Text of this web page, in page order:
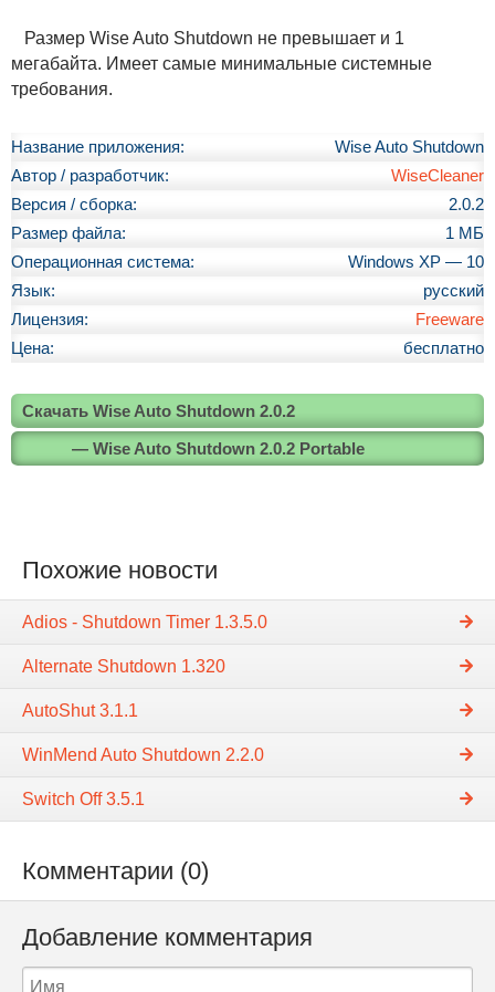
Размер Wise Auto Shutdown не превышает и 1
мегабайта. Имеет самые минимальные системные
требования.
Название приложения:
Wise Auto Shutdown
Автор / разработчик:
WiseCleaner
Версия / сборка:
2.0.2
Размер файла:
1 МБ
Операционная система:
Windows XP — 10
Язык:
русский
Лицензия:
Freeware
Цена:
бесплатно
Скачать Wise Auto Shutdown 2.0.2
— Wise Auto Shutdown 2.0.2 Portable
Похожие новости
Adios - Shutdown Timer 1.3.5.0
Alternate Shutdown 1.320
AutoShut 3.1.1
WinMend Auto Shutdown 2.2.0
Switch Off 3.5.1
Комментарии (0)
Добавление комментария